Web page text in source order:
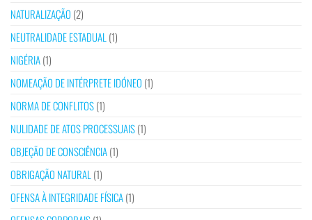
NATURALIZAÇÃO (2)
NEUTRALIDADE ESTADUAL (1)
NIGÉRIA(1)
NOMEAÇÃO DE INTÉRPRETE IDÓNEO (1)
NORMA DE CONFLITOS(1)
NULIDADE DE ATOS PROCESSUAIS(1)
OBJEÇÃO DE CONSCIÊNCIA(1)
OBRIGAÇÃO NATURAL (1)
OFENSA À INTEGRIDADE FÍSICA(1)